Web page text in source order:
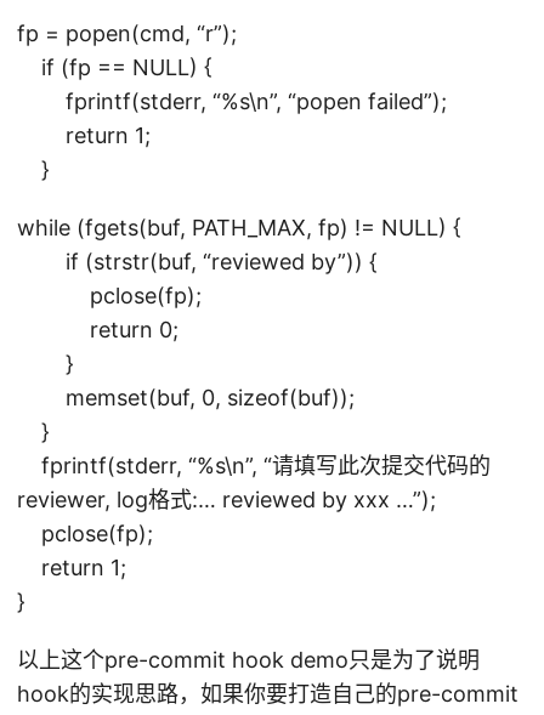
fp = popen(cmd, “r”);
if (fp == NULL) {
fprintf(stderr, “%s\n”, “popen failed”);
return 1;
}
while (fgets(buf, PATH_MAX, fp) != NULL) {
if (strstr(buf, “reviewed by”)) {
pclose(fp);
return 0;
}
memset(buf, 0, sizeof(buf));
}
fprintf(stderr, “%s\n”, “请填写此次提交代码的
reviewer, log格式:… reviewed by xxx …”);
pclose(fp);
return 1;
}
以上这个pre-commit hook demo只是为了说明
hook的实现思路，如果你要打造自己的pre-commit